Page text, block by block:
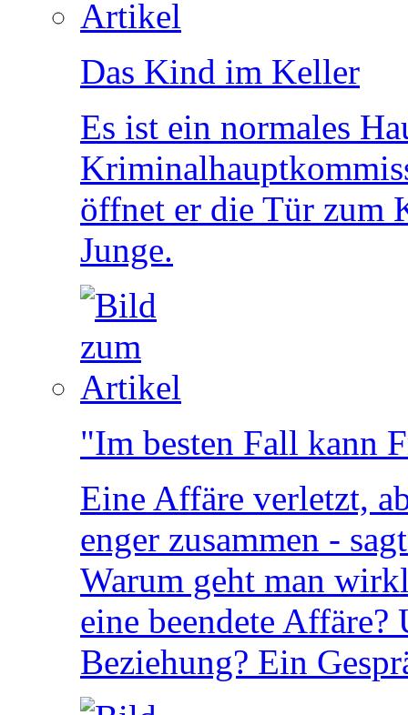
Das Kind im Keller
Es ist ein normales
öffnet er die Tür zum
Junge.
"Im besten Fall kann
Eine Affäre verletzt,
enger zusammen -
Warum geht man
eine beendete
Beziehung? Ein